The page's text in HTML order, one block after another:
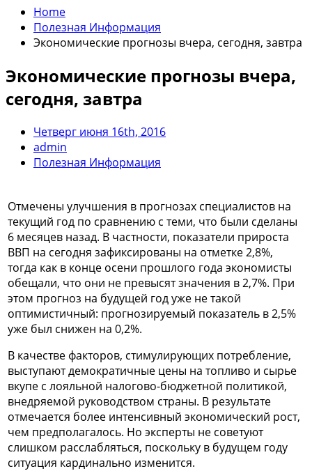
Home
Полезная Информация
Экономические прогнозы вчера, сегодня, завтра
Экономические прогнозы вчера,
сегодня, завтра
Четверг июня 16th, 2016
admin
Полезная Информация
Отмечены улучшения в прогнозах специалистов на
текущий год по сравнению с теми, что были сделаны
6 месяцев назад. В частности, показатели прироста
ВВП на сегодня зафиксированы на отметке 2,8%,
тогда как в конце осени прошлого года экономисты
обещали, что они не превысят значения в 2,7%. При
этом прогноз на будущей год уже не такой
оптимистичный: прогнозируемый показатель в 2,5%
уже был снижен на 0,2%.
В качестве факторов, стимулирующих потребление,
выступают демократичные цены на топливо и сырье
вкупе с лояльной налогово-бюджетной политикой,
внедряемой руководством страны. В результате
отмечается более интенсивный экономический рост,
чем предполагалось. Но эксперты не советуют
слишком расслабляться, поскольку в будущем году
ситуация кардинально изменится.